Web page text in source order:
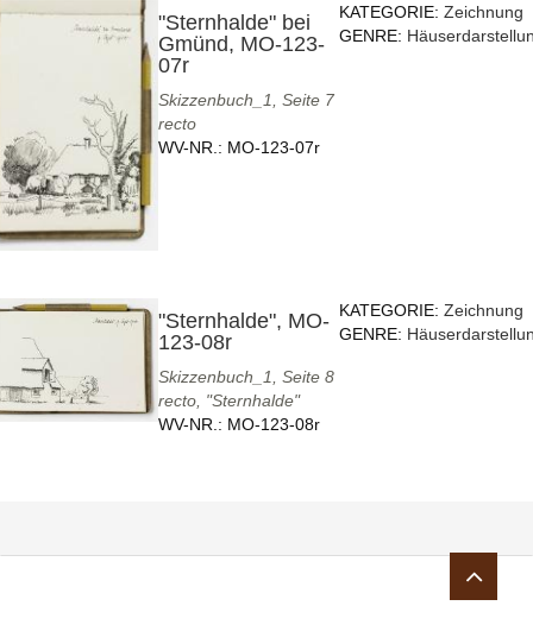
"Sternhalde" bei
Gmünd, MO-123-
07r
Skizzenbuch_1, Seite 7
recto
WV-NR.: MO-123-07r
KATEGORIE:Zeichnung
GENRE:
"Sternhalde", MO-
123-08r
Skizzenbuch_1, Seite 8
recto, "Sternhalde"
WV-NR.: MO-123-08r
KATEGORIE:Zeichnung
GENRE: